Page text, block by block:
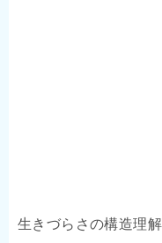
生きづらさの構造理